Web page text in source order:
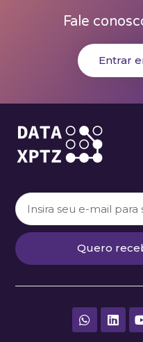
Fale
Entrar
Quero